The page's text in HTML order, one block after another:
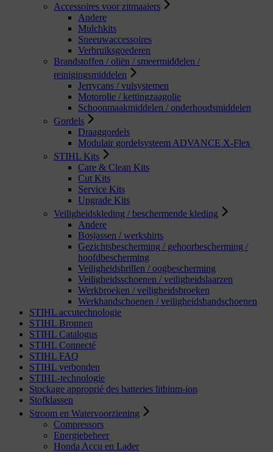
Accessoires voor zitmaaiers
Andere
Mulchkits
Sneeuwaccessoires
Verbruiksgoederen
Brandstoffen / oliën / smeermiddelen /
reinigingsmiddelen
Jerrycans / vulsystemen
Motorolie / kettingzaagolie
Schoonmaakmiddelen / onderhoudsmiddelen
Gordels
Draaggordels
Modulair gordelsysteem ADVANCE X-Flex
STIHL Kits
Care & Clean Kits
Cut Kits
Service Kits
Upgrade Kits
Veiligheidskleding / beschermende kleding
Andere
Bosjassen / werkshirts
Gezichtsbescherming / gehoorbescherming /
hoofdbescherming
Veiligheidsbrillen / oogbescherming
Veiligheidsschoenen / veiligheidslaarzen
Werkbroeken / veiligheidsbroeken
Werkhandschoenen / veiligheidshandschoenen
STIHL accutechnologie
STIHL Bronnen
STIHL Catalogus
STIHL Connecté
STIHL FAQ
STIHL verbonden
STIHL-technologie
Stockage approprié des batteries lithium-ion
Stofklassen
Stroom en Watervoorziening
Compressors
Energiebeheer
Honda Accu en Lader